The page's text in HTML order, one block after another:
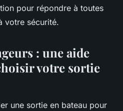
pour répondre à toutes
votre sécurité.
: une aide
votre sortie
une sortie en bateau pour